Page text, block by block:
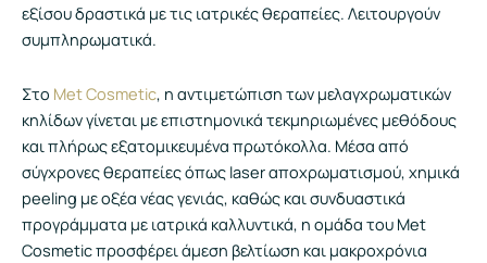
εξίσου δραστικά με τις ιατρικές θεραπείες. Λειτουργούν
συμπληρωματικά.
Στο Met Cosmetic, η αντιμετώπιση των μελαγχρωματικών
κηλίδων γίνεται με επιστημονικά τεκμηριωμένες μεθόδους
και πλήρως εξατομικευμένα πρωτόκολλα. Μέσα από
σύγχρονες θεραπείες όπως laser αποχρωματισμού, χημικά
peeling με οξέα νέας γενιάς, καθώς και συνδυαστικά
προγράμματα με ιατρικά καλλυντικά, η ομάδα του Met
Cosmetic προσφέρει άμεση βελτίωση και μακροχρόνια